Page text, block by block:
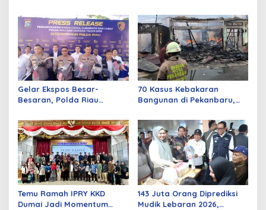
Parah
Rabu Besok
Gelar Ekspos Besar-
Besaran, Polda Riau
Curat, Curas, dan
Curanmor
70 Kasus Kebakaran
Bangunan di Pekanbaru,
Listrik
Temu Ramah IPRY KKD
Dumai Jadi Momentum
143 Juta Orang Diprediksi
Mudik Lebaran 2026,